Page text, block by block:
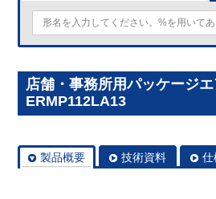
店舗・事務所用パッケージ
ERMP112LA13
製品概要 技術資料 仕